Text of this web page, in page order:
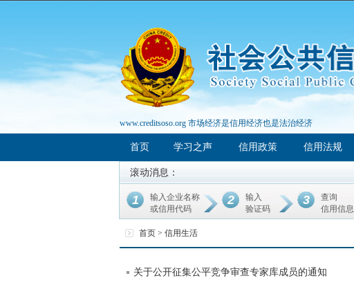
www.creditsoso.org 市场经济是信用经济也是法治经济
首页 学习之声 信用政策 信用法规
滚动消息：
1
输入企业名称
或信用代码
2
输入
验证码
3
查询
信用信息
首页 > 信用生活
关于公开征集公平竞争审查专家库成员的通知